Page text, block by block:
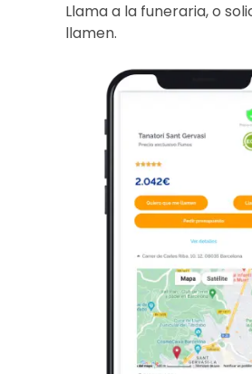
Llama a la funeraria, o
llamen.